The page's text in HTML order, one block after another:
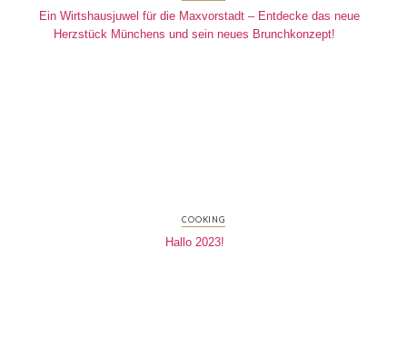
Ein Wirtshausjuwel für die Maxvorstadt – Entdecke das neue
Herzstück Münchens und sein neues Brunchkonzept!
COOKING
Hallo 2023!